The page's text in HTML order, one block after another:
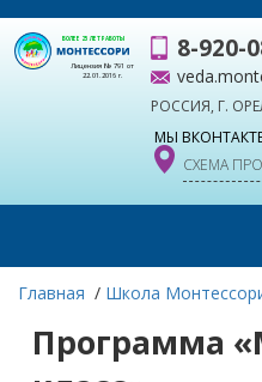
БОЛЕЕ 25 ЛЕТ РАБОТЫ
Лицензия № 791 от
22.01.2016 г.
8-920-
РОССИЯ, Г.
МЫ
СХЕМА
Главная / Школа
Программа